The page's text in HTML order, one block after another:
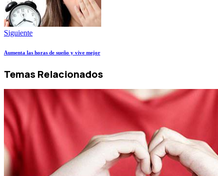
Siguiente
Aumenta las horas de sueño y vive mejor
Temas Relacionados